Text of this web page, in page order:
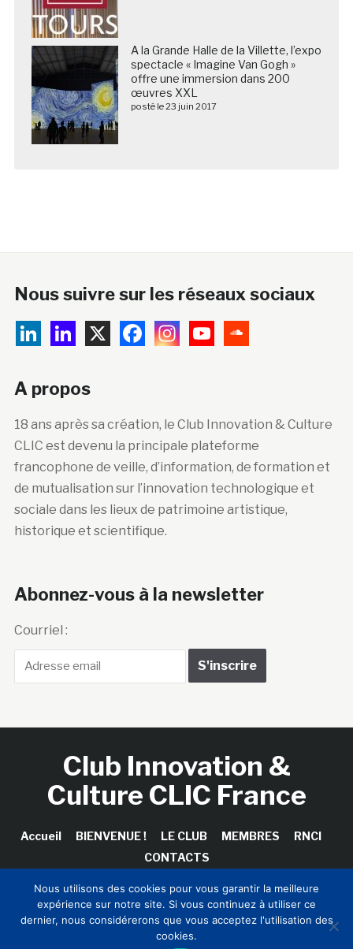
A la Grande Halle de la Villette, l’expo
spectacle « Imagine Van Gogh »
offre une immersion dans 200
œuvres XXL
posté le 23 juin 2017
Nous suivre sur les réseaux sociaux
A propos
18 ans après sa création, le Club Innovation & Culture
CLIC est devenu la principale plateforme
francophone de veille, d’information, de formation et
de mutualisation sur l’innovation technologique et
sociale dans les lieux de patrimoine artistique,
historique et scientifique.
Abonnez-vous à la newsletter
Courriel :
Club Innovation &
Culture CLIC France
Accueil BIENVENUE ! LE CLUB MEMBRES
RNCI
CONTACTS
Copyright © 2026 Club Innovation & Culture CLIC France /
Sinapses Conseils
Nous utilisons des cookies pour vous garantir la meilleure
expérience sur notre site. Si vous continuez à utiliser ce
dernier, nous considérerons que vous acceptez l'utilisation des
cookies.